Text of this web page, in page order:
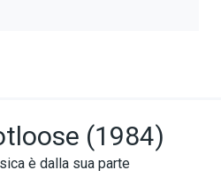
(1984)
è dalla sua parte